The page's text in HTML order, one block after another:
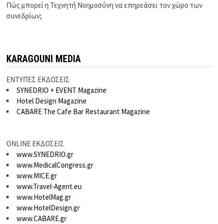
Πώς μπορεί η Τεχνητή Νοημοσύνη να επηρεάσει τον χώρο των
συνεδρίων;
KARAGOUNI MEDIA
ΕΝΤΥΠΕΣ ΕΚΔΟΣΕΙΣ
SYNEDRIO + EVENT Magazine
Hotel Design Magazine
CABARE The Cafe Bar Restaurant Magazine
ONLINE ΕΚΔΟΣΕΙΣ
www.SYNEDRIO.gr
www.MedicalCongress.gr
www.MICE.gr
www.Travel-Agent.eu
www.HotelMag.gr
www.HotelDesign.gr
www.CABARE.gr